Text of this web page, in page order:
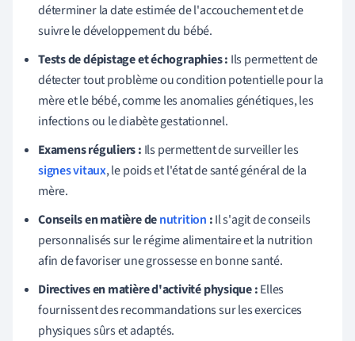
déterminer la date estimée de l'accouchement et de
suivre le développement du bébé.
Tests de dépistage et échographies : Ils permettent de
détecter tout problème ou condition potentielle pour la
mère et le bébé, comme les anomalies génétiques, les
infections ou le diabète gestationnel.
Examens réguliers : Ils permettent de surveiller les
signes vitaux, le poids et l'état de santé général de la
mère.
Conseils en matière denutrition :Il s'agit de conseils
personnalisés sur le régime alimentaire et la nutrition
afin de favoriser une grossesse en bonne santé.
Directives en matière d'activité physique :Elles
fournissent des recommandations sur les exercices
physiques sûrs et adaptés.